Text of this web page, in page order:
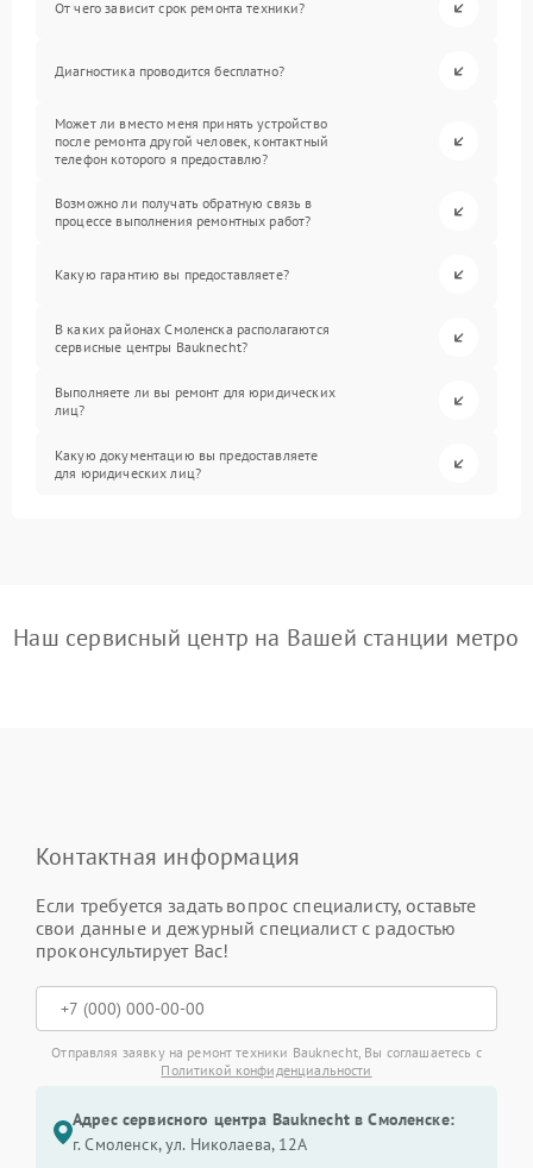
От чего зависит срок ремонта техники?
Диагностика проводится бесплатно?
Может ли вместо меня принять устройство
после ремонта другой человек, контактный
телефон которого я предоставлю?
Возможно ли получать обратную связь в
процессе выполнения ремонтных работ?
Какую гарантию вы предоставляете?
В каких районах Смоленска располагаются
сервисные центры Bauknecht?
Выполняете ли вы ремонт для юридических
лиц?
Какую документацию вы предоставляете
для юридических лиц?
Наш сервисный центр на Вашей станции метро
Контактная информация
Если требуется задать вопрос специалисту, оставьте
свои данные и дежурный специалист с радостью
проконсультирует Вас!
Отправляя заявку на ремонт техники Bauknecht, Вы соглашаетесь с
Политикой конфиденциальности
Адрес сервисного центра Bauknecht в Смоленске:
г. Смоленск, ул. Николаева, 12А